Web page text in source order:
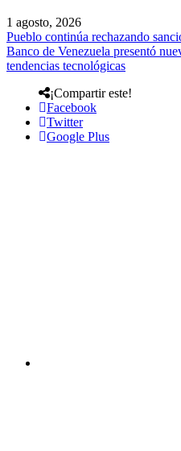
1 agosto, 2026
Pueblo continúa rechazando
Banco de Venezuela presentó
tendencias tecnológicas
¡Compartir este!
Facebook
Twitter
Google Plus